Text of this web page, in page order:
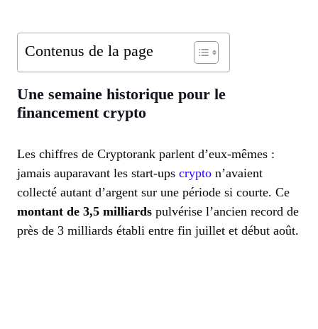
Contenus de la page
Une semaine historique pour le
financement crypto
Les chiffres de Cryptorank parlent d’eux-mêmes :
jamais auparavant les start-ups crypto n’avaient
collecté autant d’argent sur une période si courte. Ce
montant de 3,5 milliards pulvérise l’ancien record de
près de 3 milliards établi entre fin juillet et début août.